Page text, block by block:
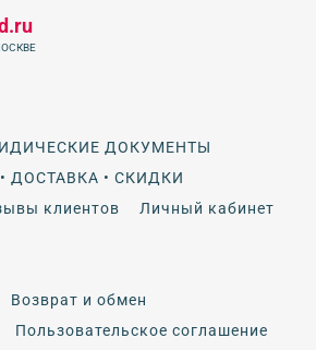
ДОКУМЕНТЫ
ДОСТАВКА • СКИДКИ
клиентов
Личный кабинет
Возврат и обмен
Пользовательское соглашение